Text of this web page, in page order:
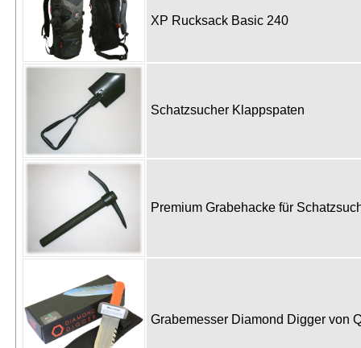
XP Rucksack Basic 240
Schatzsucher Klappspaten
Premium Grabehacke für
Grabemesser Diamond Digger von